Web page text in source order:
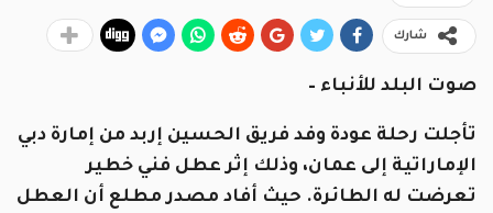
شارك
صوت البلد للأنباء –
تأجلت رحلة عودة وفد فريق الحسين إربد من إمارة دبي
الإماراتية إلى عمان، وذلك إثر عطل فني خطير
تعرضت له الطائرة. حيث أفاد مصدر مطلع أن العطل